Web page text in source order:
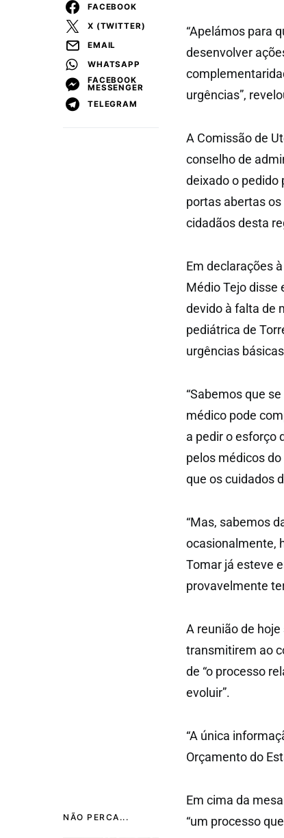
NÃO PERCA...
FACEBOOK
X (TWITTER)
EMAIL
WHATSAPP
FACEBOOK
MESSENGER
TELEGRAM
“Apelámos para
desenvolver
urgências”,
A Comissão de
conselho de
deixado o pedido
portas abertas
cidadãos desta
Em declarações
Médio Tejo disse
devido à falta de
pediátrica de
urgências
“Sabemos que
médico pode
a pedir o esforço
pelos médicos
que os cuidados
“Mas, sabemos
ocasionalmente,
Tomar já esteve
provavelmente
A reunião de
transmitirem ao
de “o processo
evoluir”.
“A única
Orçamento do
Em cima da
“um processo